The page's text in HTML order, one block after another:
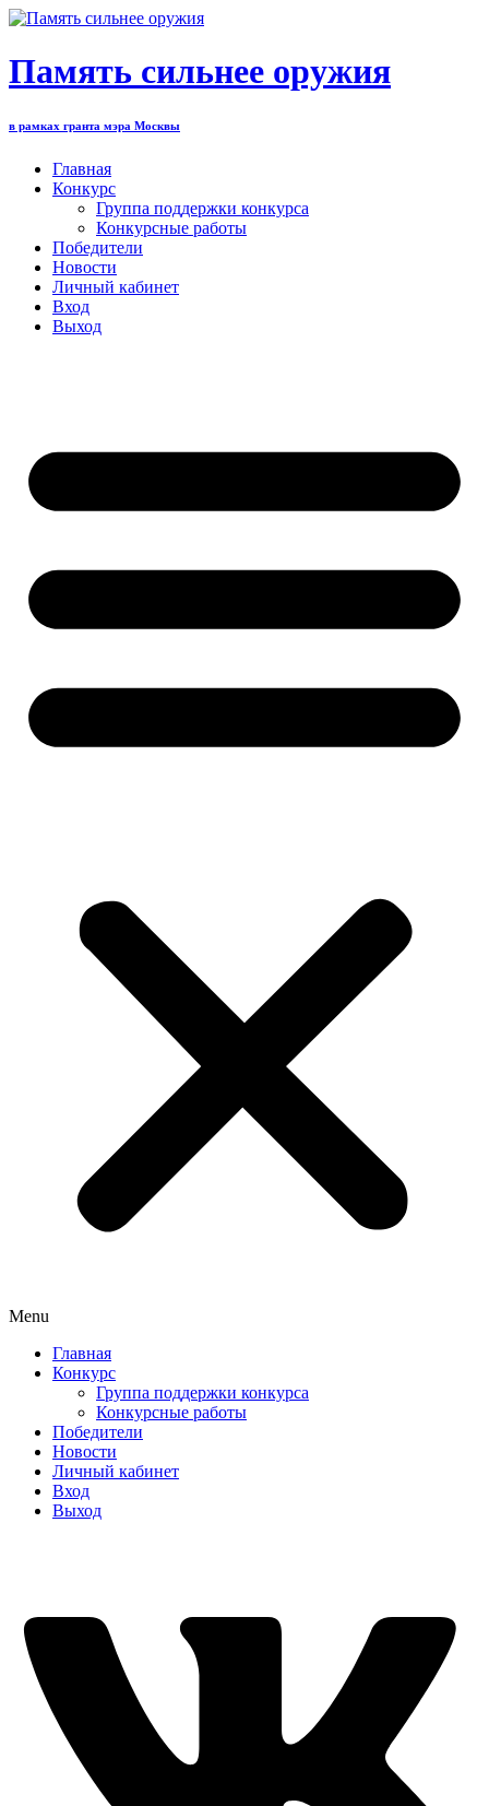
Перейти
содержимому
Память сильнее оружия
в рамках гранта мэра Москвы
Главная
Конкурс
Группа поддержки конкурса
Конкурсные работы
Победители
Новости
Личный кабинет
Вход
Выход
Menu
Главная
Конкурс
Группа поддержки конкурса
Конкурсные работы
Победители
Новости
Личный кабинет
Вход
Выход